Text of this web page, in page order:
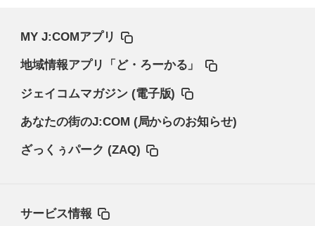
MY J:COMアプリ
地域情報アプリ「ど・ろーかる」
ジェイコムマガジン (電子版)
あなたの街のJ:COM (局からのお知らせ)
ざっくぅパーク (ZAQ)
サービス情報